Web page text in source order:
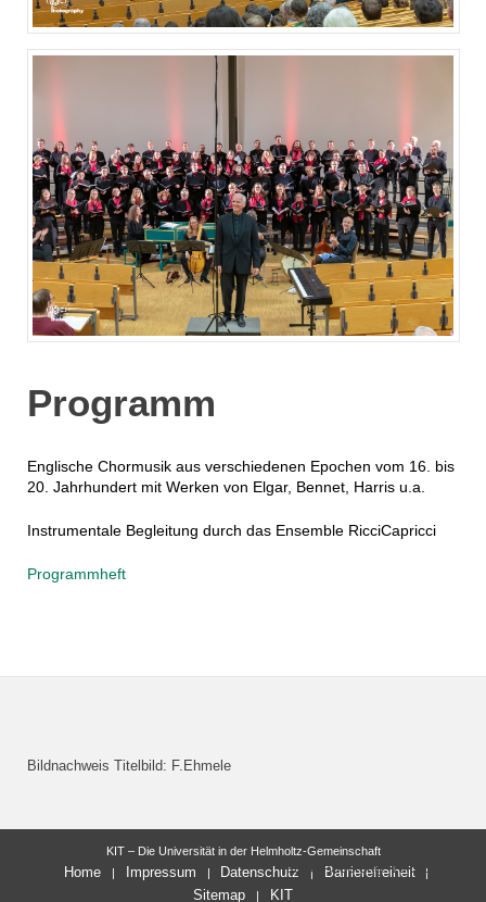
Programm
Englische Chormusik aus verschiedenen Epochen vom 16. bis
20. Jahrhundert mit Werken von Elgar, Bennet, Harris u.a.
Instrumentale Begleitung durch das Ensemble RicciCapricci
Programmheft
Bildnachweis Titelbild: F.Ehmele
letzte Änderung: 10.03.2023
KIT – Die Universität in der Helmholtz-Gemeinschaft
Home Impressum Datenschutz
Barrierefreiheit
Sitemap
KIT